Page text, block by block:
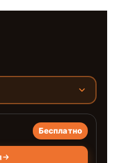
Бесплатно